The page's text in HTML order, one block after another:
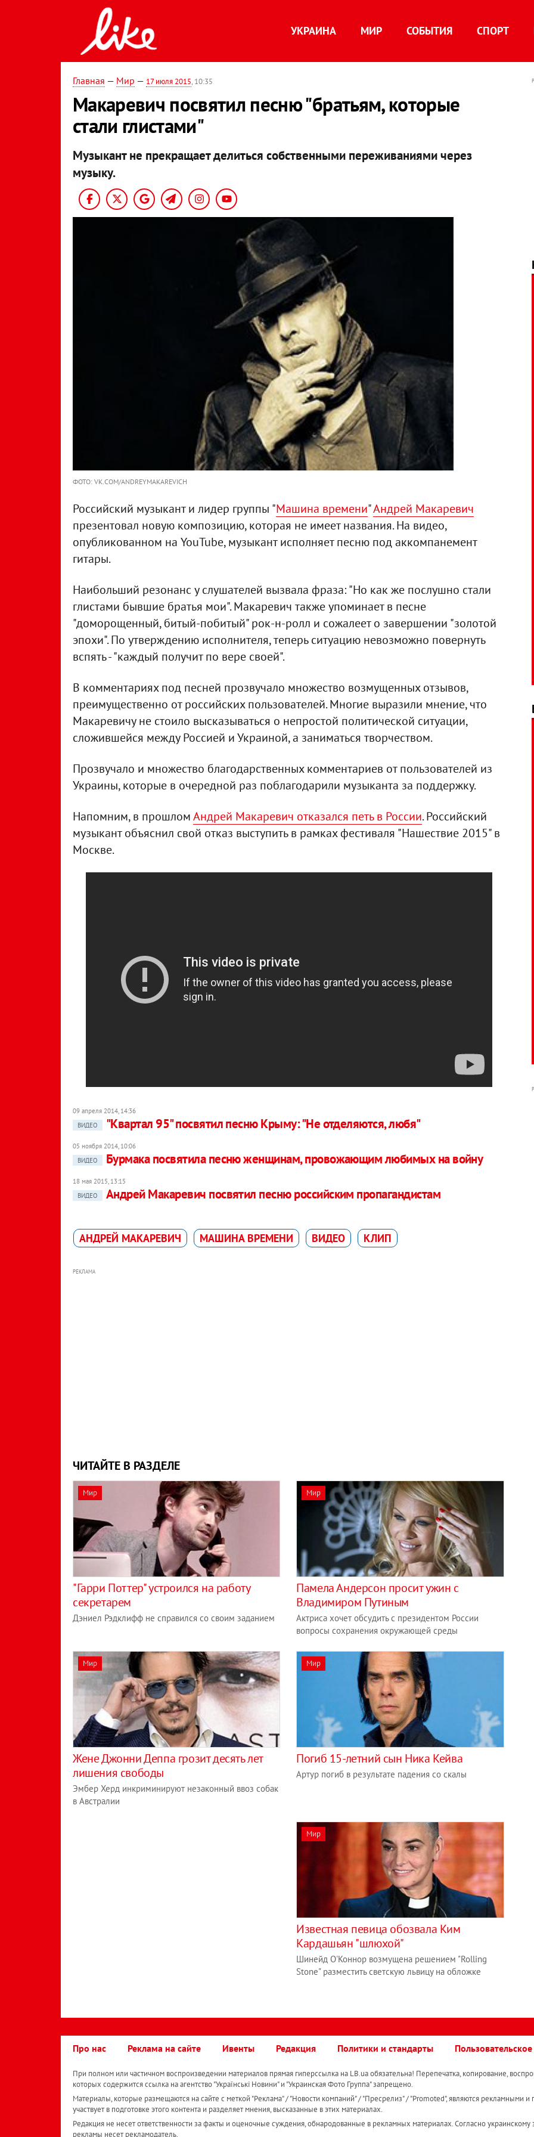
УКРАИНА МИР СОБЫТИЯ СПОРТ
Главная — Мир — 17 июля 2015, 10:35
Макаревич посвятил песню "братьям, которые
стали глистами"
Музыкант не прекращает делиться собственными переживаниями через
музыку.
ФОТО: VK.COM/ANDREYMAKAREVICH
Российский музыкант и лидер группы "Машина времени"Андрей Макаревич
презентовал новую композицию, которая не имеет названия. На видео,
опубликованном на YouTube, музыкант исполняет песню под аккомпанемент
гитары.
Наибольший резонанс у слушателей вызвала фраза: "Но как же послушно стали
глистами бывшие братья мои". Макаревич также упоминает в песне
"доморощенный, битый-побитый" рок-н-ролл и сожалеет о завершении "золотой
эпохи". По утверждению исполнителя, теперь ситуацию невозможно повернуть
вспять - "каждый получит по вере своей".
В комментариях под песней прозвучало множество возмущенных отзывов,
преимущественно от российских пользователей. Многие выразили мнение, что
Макаревичу не стоило высказываться о непростой политической ситуации,
сложившейся между Россией и Украиной, а заниматься творчеством.
Прозвучало и множество благодарственных комментариев от пользователей из
Украины, которые в очередной раз поблагодарили музыканта за поддержку.
Напомним, в прошломАндрей Макаревич отказался петь в России. Российский
музыкант объяснил свой отказ выступить в рамках фестиваля "Нашествие 2015" в
Москве.
09 апреля 2014, 14:36
ВИДЕО
"Квартал 95" посвятил песню Крыму: "Не отделяются, любя"
05 ноября 2014, 10:06
ВИДЕО
Бурмака посвятила песню женщинам, провожающим любимых на войну
18 мая 2015, 13:15
ВИДЕО
Андрей Макаревич посвятил песню российским пропагандистам
АНДРЕЙ МАКАРЕВИЧ МАШИНА ВРЕМЕНИ ВИДЕО КЛИП
РЕКЛАМА
ЧИТАЙТЕ В РАЗДЕЛЕ
Мир
"Гарри Поттер" устроился на работу
секретарем
Дэниел Рэдклифф не справился со своим заданием
Мир
Памела Андерсон просит ужин с
Владимиром Путиным
Актриса хочет обсудить с президентом России
вопросы сохранения окружающей среды
Мир
Жене Джонни Деппа грозит десять лет
лишения свободы
Эмбер Херд инкриминируют незаконный ввоз собак
в Австралии
Мир
Погиб 15-летний сын Ника Кейва
Артур погиб в результате падения со скалы
Мир
Известная певица обозвала Ким
Кардашьян "шлюхой"
Шинейд О'Коннор возмущена решением "Rolling
Stone" разместить светскую львицу на обложке
Про нас Реклама на сайте Ивенты Редакция Политики и стандарты
При полном или частичном воспроизведении материалов прямая гиперссылка на LB.ua обязательна! Перепечатка, копирование,
которых содержится ссылка на агентство "Українськi Новини" и "Украинская Фото Группа" запрещено.
Материалы, которые размещаются на сайте с меткой "Реклама" / "Новости компаний" / "Пресрелиз" / "Promoted", являются рекламными и
участвует в подготовке этого контента и разделяет мнения, высказанные в этих материалах.
Редакция не несет ответственности за факты и оценочные суждения, обнародованные в рекламных материалах. Согласно украинскому
рекламы несет рекламодатель.